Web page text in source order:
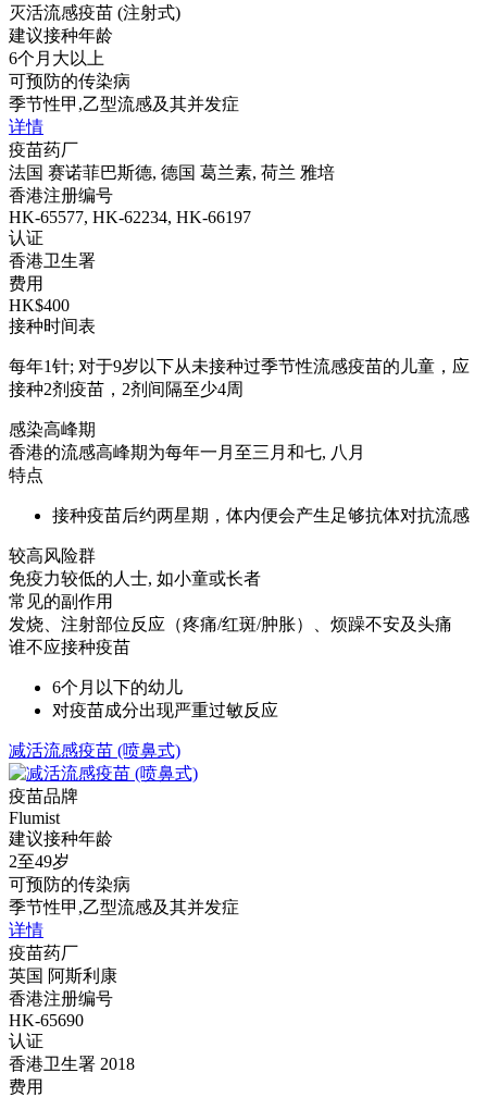
灭活流感疫苗 (注射式)
建议接种年龄
6个月大以上
可预防的传染病
季节性甲,乙型流感及其并发症
详情
疫苗药厂
法国 赛诺菲巴斯德, 德国 葛兰素, 荷兰 雅培
香港注册编号
HK-65577, HK-62234, HK-66197
认证
香港卫生署
费用
HK$400
接种时间表
每年1针; 对于9岁以下从未接种过季节性流感疫苗的儿童，应
接种2剂疫苗，2剂间隔至少4周
感染高峰期
香港的流感高峰期为每年一月至三月和七, 八月
特点
接种疫苗后约两星期，体内便会产生足够抗体对抗流感
较高风险群
免疫力较低的人士, 如小童或长者
常见的副作用
发烧、注射部位反应（疼痛/红斑/肿胀）、烦躁不安及头痛
谁不应接种疫苗
6个月以下的幼儿
对疫苗成分出现严重过敏反应
减活流感疫苗 (喷鼻式)
疫苗品牌
Flumist
建议接种年龄
2至49岁
可预防的传染病
季节性甲,乙型流感及其并发症
详情
疫苗药厂
英国 阿斯利康
香港注册编号
HK-65690
认证
香港卫生署 2018
费用